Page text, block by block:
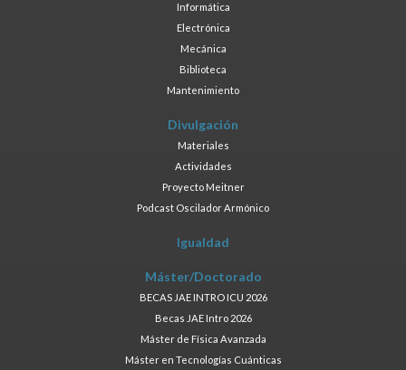
Informática
Electrónica
Mecánica
Biblioteca
Mantenimiento
Divulgación
Materiales
Actividades
Proyecto Meitner
Podcast Oscilador Armónico
Igualdad
Máster/Doctorado
BECAS JAE INTRO ICU 2026
Becas JAE Intro 2026
Máster de Física Avanzada
Máster en Tecnologías Cuánticas